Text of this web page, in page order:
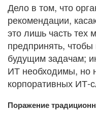
Дело в том, что
рекомендации,
это лишь часть тех
предпринять,
будущим задачам;
ИТ необходимы, но
корпоративных ИТ-
Поражение